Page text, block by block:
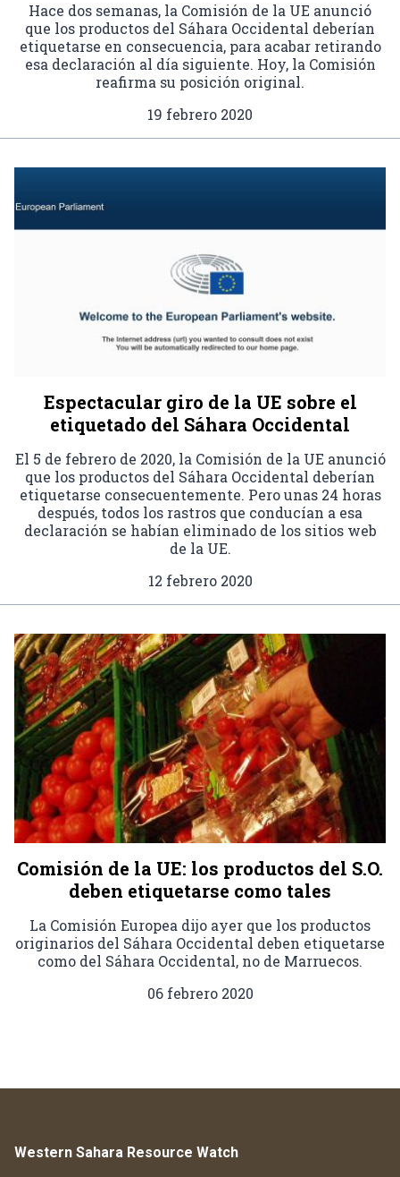
Hace dos semanas, la Comisión de la UE anunció
que los productos del Sáhara Occidental deberían
etiquetarse en consecuencia, para acabar retirando
esa declaración al día siguiente. Hoy, la Comisión
reafirma su posición original.
19 febrero 2020
Espectacular giro de la UE sobre el
etiquetado del Sáhara Occidental
El 5 de febrero de 2020, la Comisión de la UE anunció
que los productos del Sáhara Occidental deberían
etiquetarse consecuentemente. Pero unas 24 horas
después, todos los rastros que conducían a esa
declaración se habían eliminado de los sitios web
de la UE.
12 febrero 2020
Comisión de la UE: los productos del S.O.
deben etiquetarse como tales
La Comisión Europea dijo ayer que los productos
originarios del Sáhara Occidental deben etiquetarse
como del Sáhara Occidental, no de Marruecos.
06 febrero 2020
Western Sahara Resource Watch